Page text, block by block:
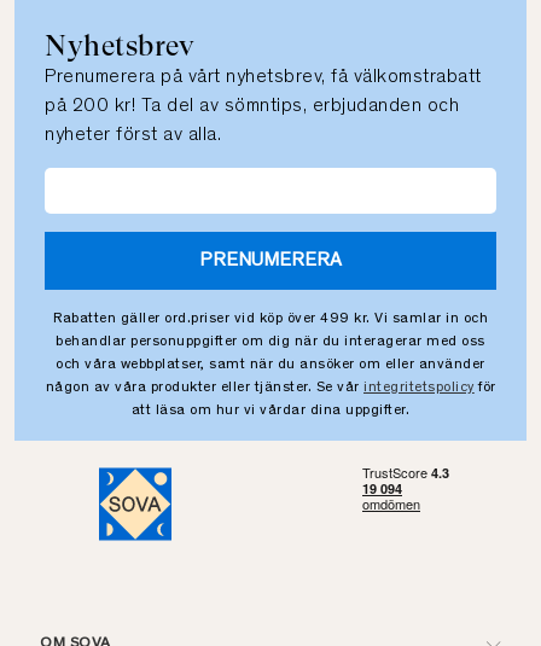
Nyhetsbrev
Prenumerera på vårt nyhetsbrev, få välkomstrabatt
på 200 kr! Ta del av sömntips, erbjudanden och
nyheter först av alla.
PRENUMERERA
Rabatten gäller ord.priser vid köp över 499 kr. Vi samlar in och
behandlar personuppgifter om dig när du interagerar med oss
och våra webbplatser, samt när du ansöker om eller använder
någon av våra produkter eller tjänster. Se vår integritetspolicy för
att läsa om hur vi vårdar dina uppgifter.